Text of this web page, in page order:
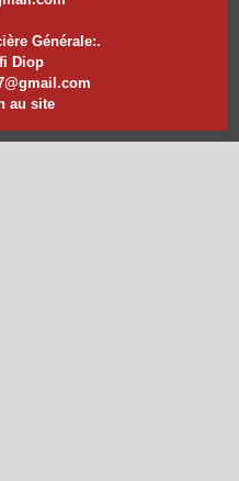
Générale:.
Diop
au site